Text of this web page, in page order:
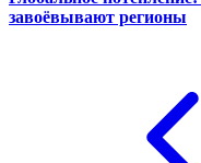
завоёвывают регионы